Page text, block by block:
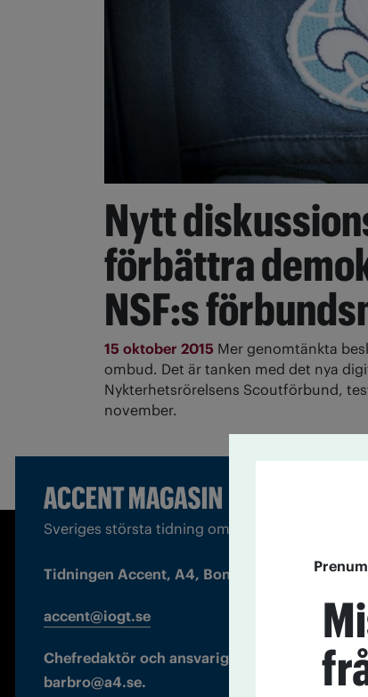
Nytt
förbättra
NSF:s
15 oktober 2015 Mer genomtänkta
ombud. Det är tanken med det nya
Nykterhetsrörelsens Scoutförbund,
november.
Sveriges största tidning om droger och nykterhet
Tidningen Accent, A4, Bondegatan 21, 116 33
accent@iogt.se
Chefredaktör och ansvarig utgivare: Barbro
barbro@a4.se.